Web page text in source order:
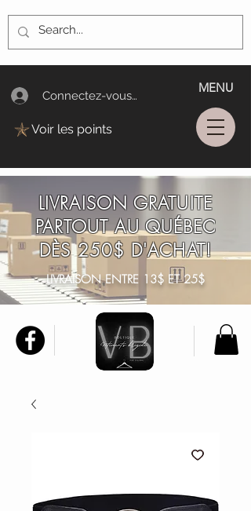
Connectez-vous/Log In
MENU
Voir les points
LIVRAISON GRATUITE
PARTOUT AU QUÉBEC
DÈS 250$ D'ACHAT!
LIVRAISON ENTRE 13$ ET 25$